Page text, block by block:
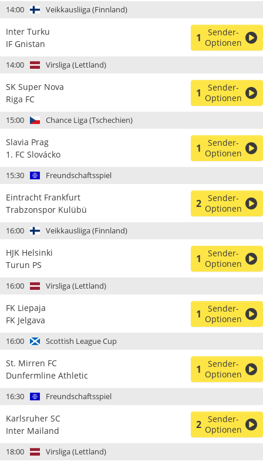
14:00 Veikkausliiga (Finnland)
Inter Turku
IF Gnistan
1
Sender-
Optionen
14:00 Virsliga (Lettland)
SK Super Nova
Riga FC
1
Sender-
Optionen
15:00 Chance Liga (Tschechien)
Slavia Prag
1. FC Slovácko
1
Sender-
Optionen
15:30 Freundschaftsspiel
Eintracht Frankfurt
Trabzonspor Kulübü
2 Sender-
Optionen
16:00 Veikkausliiga (Finnland)
HJK Helsinki
Turun PS
1
Sender-
Optionen
16:00 Virsliga (Lettland)
FK Liepaja
FK Jelgava
1
Sender-
Optionen
16:00 Scottish League Cup
St. Mirren FC
Dunfermline Athletic
1
Sender-
Optionen
16:30 Freundschaftsspiel
Karlsruher SC
Inter Mailand
2 Sender-
Optionen
18:00 Virsliga (Lettland)